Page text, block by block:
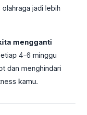
jadi lebih
mengganti
4-6 minggu
dan menghindari
kamu.